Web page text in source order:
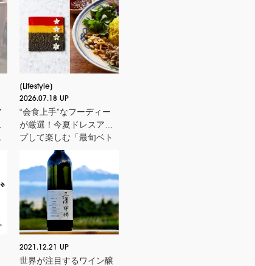
Lifestyle
2026.07.18 UP
“会食上手”なフーディー
が厳選！今夏ドレスアッ
プして楽しむ「最旬ベト
ナム料理店」
2021.12.21 UP
世界が注目するワイン醸